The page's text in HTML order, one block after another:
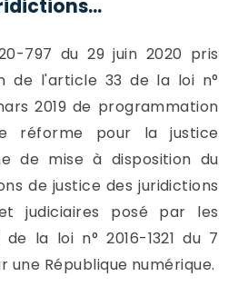
797 du 29 juin 2020 pris
de l'article 33 de la loi n°
2019 de programmation
réforme pour la justice
de mise à disposition du
de justice des juridictions
judiciaires posé par les
la loi n° 2016-1321 du 7
une République numérique.